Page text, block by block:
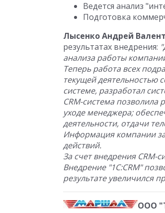
Ведется анализ
Подготовка
Лысенко Андрей
результатах внедрения:
анализа работы
Теперь работа всех
текущей деятельностью
системе, разработал
CRM-система
уходе менеджера;
деятельности, отдачи
Информация компании
действий.
За счет внедрения
Внедрение "1С:CRM"
результате увеличился
ООО